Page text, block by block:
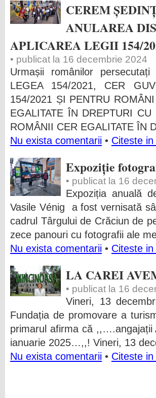
CEREM
ANULAREA
APLICAREA LEGII 154/
• publicat la 16 decembrie 2024
Urmașii românilor
LEGEA 154/2021, CER
154/2021 ȘI PENTRU
EGALITATE ÎN DREPTURI
ROMÂNII CER EGALITATE ÎN
Nu exista comentarii • Citeste
Expoziție
• publicat la 16
Expoziția anuală
Vasile Vénig a fost vernisată
cadrul Târgului de Crăciun de
zece panouri cu fotografii ale
Nu exista comentarii • Citeste
LA CAREI
• publicat la 16
Vineri, 13
Fundația de promovare a
primarul afirma că
ianuarie 2025…,,! Vineri, 13
Nu exista comentarii • Citeste